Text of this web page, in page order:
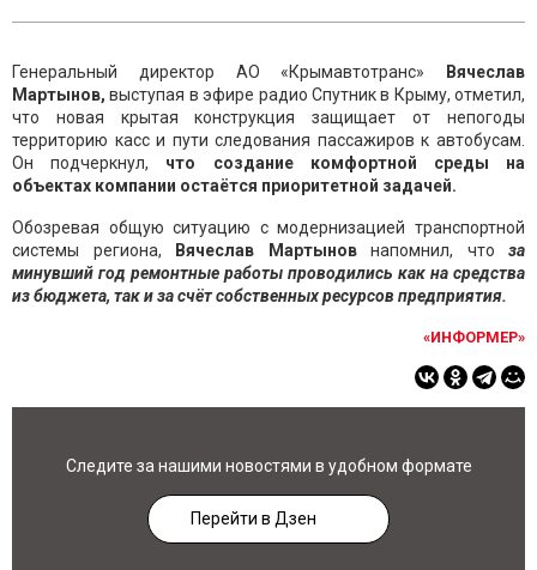
Генеральный директор АО «Крымавтотранс»
Вячеслав
Мартынов, выступая в эфире радио Спутник в Крыму, отметил,
что новая крытая конструкция защищает от непогоды
территорию касс и пути следования пассажиров к автобусам.
Он подчеркнул, что создание комфортной среды на
объектах компании остаётся приоритетной задачей.
Обозревая общую ситуацию с модернизацией транспортной
системы региона,
Вячеслав Мартыновнапомнил, что за
минувший год ремонтные работы проводились как на средства
из бюджета, так и за счёт собственных ресурсов предприятия.
«ИНФОРМЕР»
Следите за нашими новостями в удобном формате
Перейти в Дзен